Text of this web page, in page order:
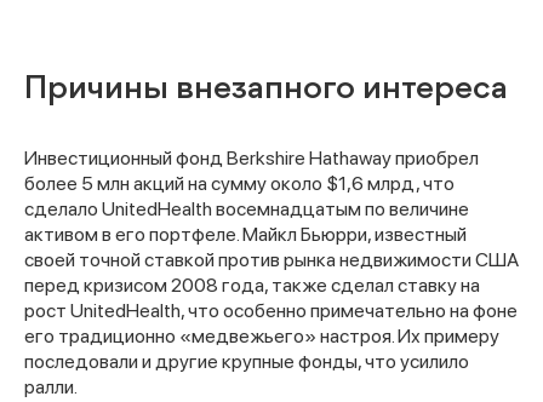
Причины внезапного интереса
Инвестиционный фонд Berkshire Hathaway приобрел
более 5 млн акций на сумму около $1,6 млрд, что
сделало UnitedHealth восемнадцатым по величине
активом в его портфеле. Майкл Бьюрри, известный
своей точной ставкой против рынка недвижимости США
перед кризисом 2008 года, также сделал ставку на
рост UnitedHealth, что особенно примечательно на фоне
его традиционно «медвежьего» настроя. Их примеру
последовали и другие крупные фонды, что усилило
ралли.